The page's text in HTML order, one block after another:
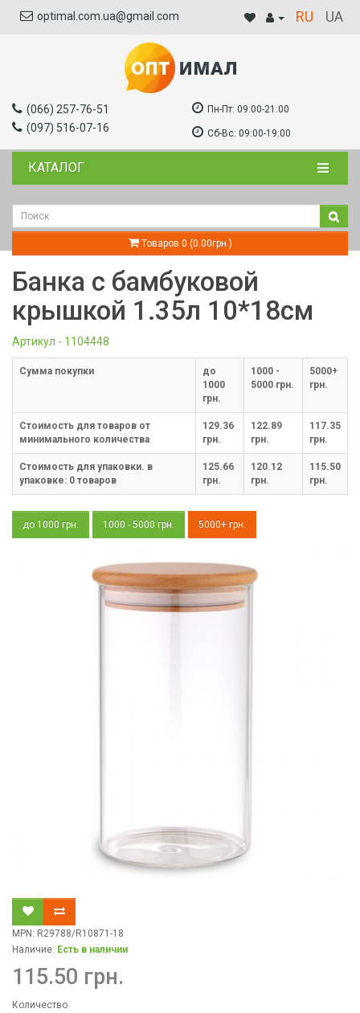
optimal.com.ua@gmail.com RU UA
(066) 257-76-51
(097) 516-07-16
Пн-Пт: 09:00-21:00
Сб-Вс: 09:00-19:00
КАТАЛОГ
Товаров 0 (0.00грн.)
Банка с бамбуковой
крышкой 1.35л 10*18см
Артикул - 1104448
Cумма покупки
до
1000
грн.
1000 -
5000 грн.
5000+
грн.
Стоимость для товаров от
минимального количества
129.36
грн.
122.89
грн.
117.35
грн.
Стоимость для упаковки. в
упаковке: 0 товаров
125.66
грн.
120.12
грн.
115.50
грн.
до 1000 грн. 1000 - 5000 грн. 5000+ грн.
MPN: R29788/R10871-18
Наличие: Есть в наличии
115.50 грн.
Количество